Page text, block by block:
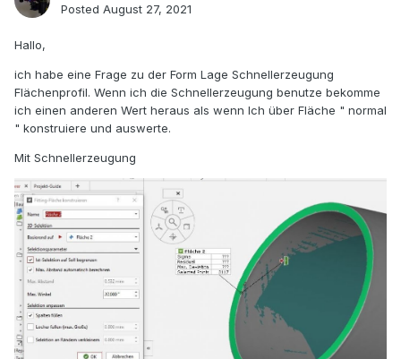
Posted August 27, 2021
Hallo,
ich habe eine Frage zu der Form Lage Schnellerzeugung
Flächenprofil. Wenn ich die Schnellerzeugung benutze bekomme
ich einen anderen Wert heraus als wenn Ich über Fläche " normal
" konstruiere und auswerte.
Mit Schnellerzeugung